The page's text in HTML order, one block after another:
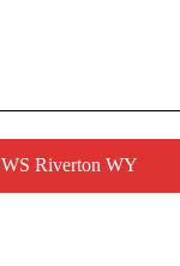
Riverton WY